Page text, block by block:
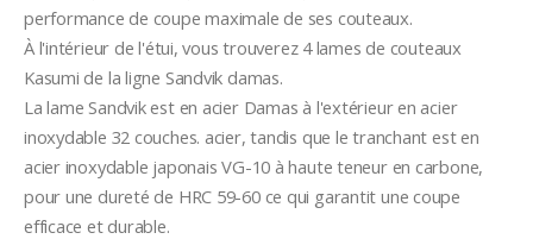
performance de coupe maximale de ses couteaux.
À l'intérieur de l'étui, vous trouverez 4 lames de couteaux
Kasumi de la ligne Sandvik damas.
La lame Sandvik est en acier Damas à l'extérieur en acier
inoxydable 32 couches. acier, tandis que le tranchant est en
acier inoxydable japonais VG-10 à haute teneur en carbone,
pour une dureté de HRC 59-60 ce qui garantit une coupe
efficace et durable.